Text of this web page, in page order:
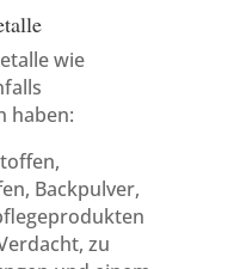
wie
haben:
Backpulver,
zu